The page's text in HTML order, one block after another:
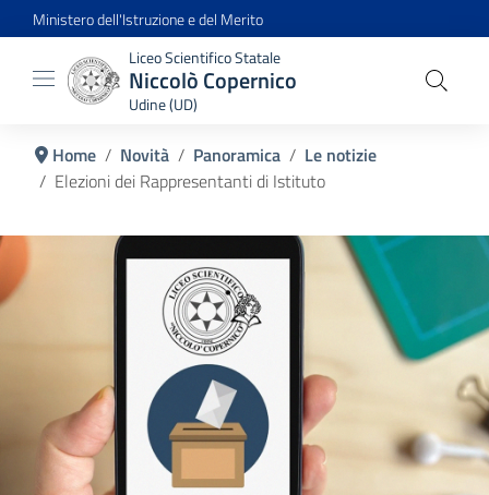
Ministero dell'Istruzione e del Merito
Liceo Scientifico Statale
Niccolò Copernico
Udine (UD)
Home Novità Panoramica
Le notizie
Elezioni dei Rappresentanti di Istituto